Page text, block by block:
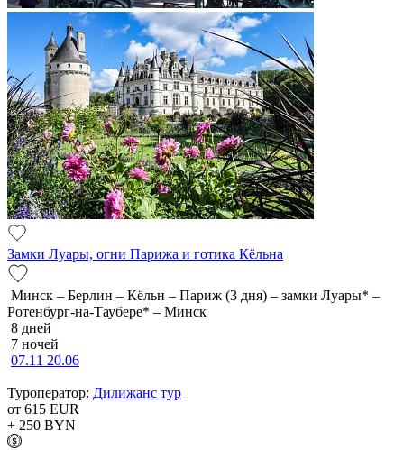
Замки Луары, огни Парижа и готика Кёльна
Минск – Берлин – Кёльн – Париж (3 дня) – замки Луары* –
Ротенбург-на-Таубере* – Минск
8 дней
7 ночей
07.11 20.06
Туроператор: Дилижанс тур
от 615 EUR
+ 250 BYN